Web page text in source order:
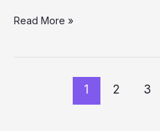
Read More »
1 2 3